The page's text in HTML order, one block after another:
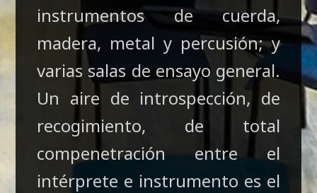
instrumentos de cuerda,
madera, metal y percusión; y
varias salas de ensayo general.
Un aire de introspección, de
recogimiento, de total
compenetración entre el
intérprete e instrumento es el